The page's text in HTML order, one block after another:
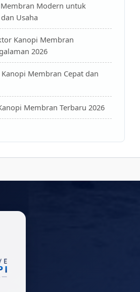
Modern untuk
Usaha
Kanopi Membran
2026
Kanopi Membran Cepat dan
Membran Terbaru 2026